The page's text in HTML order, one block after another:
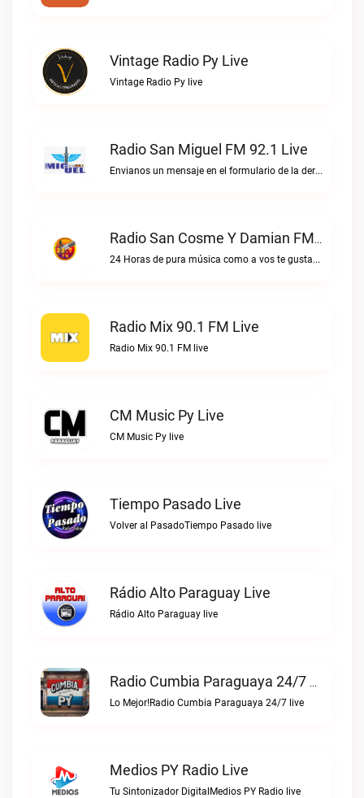
Vintage Radio Py Live
Vintage Radio Py live
Radio San Miguel FM 92.1 Live
Envianos un mensaje en el formulario de la derecha, o escribinos directo al WhatsApp.Radio San Miguel FM 92.1 live
Radio San Cosme Y Damian FM Live
24 Horas de pura música como a vos te gustaRadio San Cosme y Damian FM live
Radio Mix 90.1 FM Live
Radio Mix 90.1 FM live
CM Music Py Live
CM Music Py live
Tiempo Pasado Live
Volver al PasadoTiempo Pasado live
Rádio Alto Paraguay Live
Rádio Alto Paraguay live
Radio Cumbia Paraguaya 24/7 Live
Lo Mejor!Radio Cumbia Paraguaya 24/7 live
Medios PY Radio Live
Tu Sintonizador DigitalMedios PY Radio live